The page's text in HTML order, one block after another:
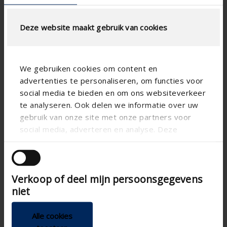
Deze website maakt gebruik van cookies
We gebruiken cookies om content en
advertenties te personaliseren, om functies voor
social media te bieden en om ons websiteverkeer
te analyseren. Ook delen we informatie over uw
gebruik van onze site met onze partners voor
social media, adverteren en analyse. Deze
andere informatie die u aan ze heeft verstrekt of
die ze hebben verzameld op basis van uw gebruik
van hun services.
Verkoop of deel mijn persoonsgegevens
niet
Alle cookies
Physischer freier
Querschnitt (%)
34.70
Lamellenabstand (mm)
50
technical.standaardgaastype
-
technical.lameldiepte_mm
Gesamt Gittertiefe (mm)
-
K-Faktor (Zufuhr)
CE-Koeffizient